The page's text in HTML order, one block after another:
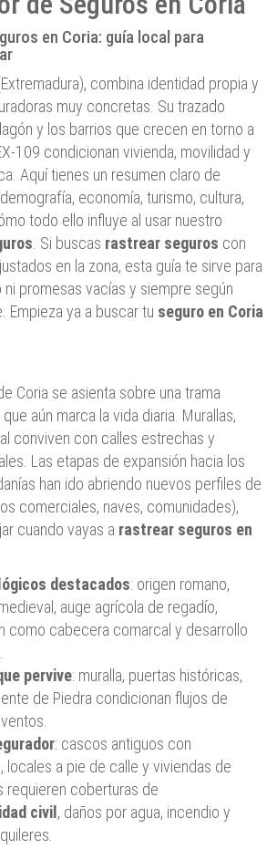
en Coria: guía local para
combina identidad propia y
muy concretas. Su trazado
y los barrios que crecen en torno a
condicionan vivienda, movilidad y
Aquí tienes un resumen claro de
economía, turismo, cultura,
todo ello influye al usar nuestro
. Si buscas rastrear seguros con
en la zona, esta guía te sirve para
ni promesas vacías y siempre según
Empieza ya a buscar tu seguro en Coria
Coria se asienta sobre una trama
aún marca la vida diaria. Murallas,
conviven con calles estrechas y
Las etapas de expansión hacia los
han ido abriendo nuevos perfiles de
comerciales, naves, comunidades),
cuando vayas a rastrear seguros en
destacados: origen romano,
auge agrícola de regadío,
como cabecera comarcal y desarrollo
pervive: muralla, puertas históricas,
de Piedra condicionan flujos de
: cascos antiguos con
locales a pie de calle y viviendas de
requieren coberturas de
civil , daños por agua, incendio y